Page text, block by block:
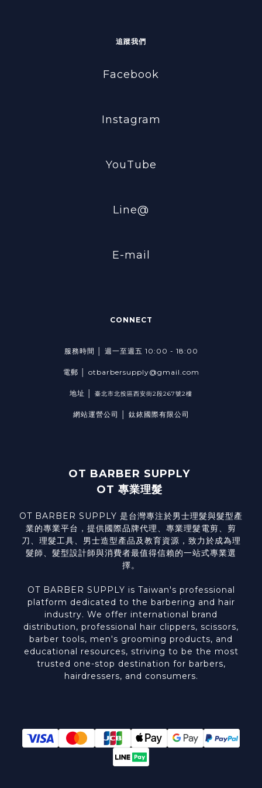
追蹤我們
Facebook
Instagram
YouTube
Line@
E-mail
CONNECT
服務時間 │ 週一至週五 10:00 - 18:00
電郵 │ otbarbersupply@gmail.com
地址 │ 臺北市北投區西安街2段267號2樓
網站運營公司 │ 鈦銥國際有限公司
OT BARBER SUPPLY
OT 專業理髮
OT BARBER SUPPLY 是台灣專注於男士理髮與髮型產
業的專業平台，提供國際品牌代理、專業理髮電剪、剪
刀、理髮工具、男士造型產品及教育資源，致力於成為理
髮師、髮型設計師與消費者最值得信賴的一站式專業選
擇。
OT BARBER SUPPLY is Taiwan's professional
platform dedicated to the barbering and hair
industry. We offer international brand
distribution, professional hair clippers, scissors,
barber tools, men's grooming products, and
educational resources, striving to be the most
trusted one-stop destination for barbers,
hairdressers, and consumers.